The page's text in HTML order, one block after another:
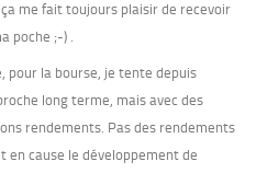
ça me fait toujours plaisir de recevoir
poche ;-) .
pour la bourse, je tente depuis
long terme, mais avec des
rendements. Pas des rendements
cause le développement de